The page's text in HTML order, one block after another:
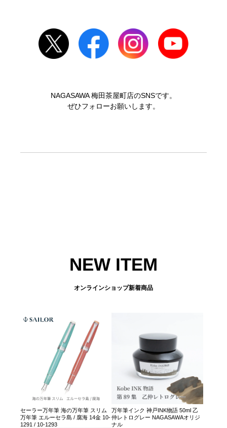
NAGASAWA 梅田茶屋町店のSNSです。
ぜひフォローお願いします。
NEW ITEM
オンラインショップ新着商品
セーラー万年筆 海の万年筆 スリム
万年筆 エルーセラ島 / 腐海 14金 10-
1291 / 10-1293
万年筆インク 神戸INK物語 50ml 乙
仲レトログレー NAGASAWAオリジ
ナル